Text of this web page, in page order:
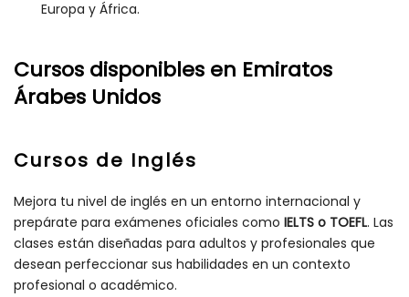
Europa y África.
Cursos disponibles en Emiratos
Árabes Unidos
Cursos de Inglés
Mejora tu nivel de inglés en un entorno internacional y
prepárate para exámenes oficiales como IELTS o TOEFL. Las
clases están diseñadas para adultos y profesionales que
desean perfeccionar sus habilidades en un contexto
profesional o académico.